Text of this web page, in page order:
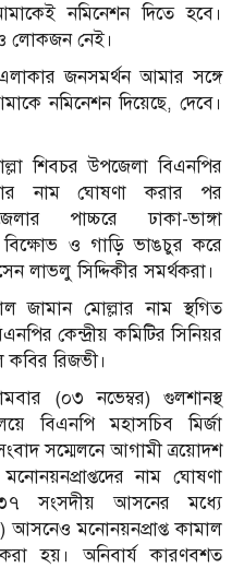
নমিনেশন দিতে হবে।
লোকজন নেই।
জনসমর্থন আমার সঙ্গে
নমিনেশন দিয়েছে, দেবে।
শিবচর উপজেলা বিএনপির
নাম ঘোষণা করার পর
পাচ্চরে ঢাকা-ভাঙ্গা
বিক্ষোভ ও গাড়ি ভাঙচুর করে
লাভলু সিদ্দিকীর সমর্থকরা।
জামান মোল্লার নাম স্থগিত
কেন্দ্রীয় কমিটির সিনিয়র
রিজভী।
(০৩ নভেম্বর) গুলশানস্থ
বিএনপি মহাসচিব মির্জা
সম্মেলনে আগামী ত্রয়োদশ
নাম ঘোষণা
সংসদীয় আসনের মধ্যে
আসনেও মনোনয়নপ্রাপ্ত কামাল
হয়। অনিবার্য কারণবশত